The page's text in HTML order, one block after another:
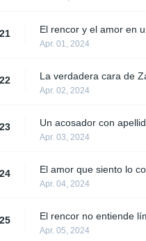
El rencor y el amor en
Apr. 01, 2024
La verdadera cara de
Apr. 02, 2024
Un acosador con
Apr. 03, 2024
El amor que siento lo
Apr. 04, 2024
El rencor no entiende
Apr. 05, 2024